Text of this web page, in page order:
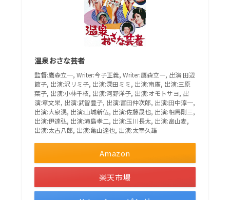
温泉おさな芸者
監督:鷹森立一, Writer:今子正義, Writer:鷹森立一, 出演:田辺
節子, 出演:沢リミ子, 出演:深田ミミ, 出演:南廣, 出演:三原
葉子, 出演:小林千枝, 出演:河野洋子, 出演:オモトサヨ, 出
演:章文栄, 出演:武智豊子, 出演:富田仲次郎, 出演:田中淳一,
出演:大泉滉, 出演:山城新伍, 出演:佐藤晟也, 出演:相馬剛三,
出演:伊達弘, 出演:滝島孝二, 出演:玉川長太, 出演:畠山麦,
出演:太古八郎, 出演:亀山達也, 出演:太宰久雄
Amazon
楽天市場